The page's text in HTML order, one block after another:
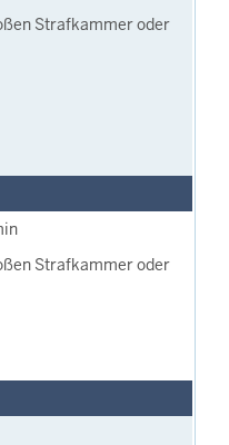
Strafkammer oder
Strafkammer oder